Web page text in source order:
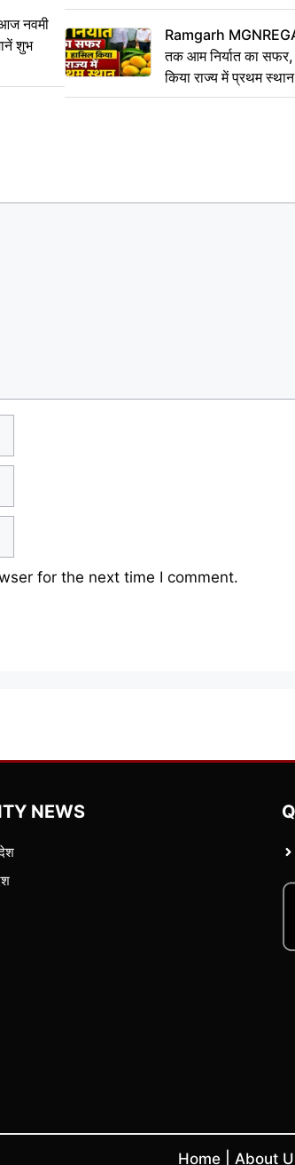
नवमी
शुभ
Ramgarh
तक आम निर्यात का
किया राज्य में प्रथम स्थान
for the next time I comment.
NEWS
Home About